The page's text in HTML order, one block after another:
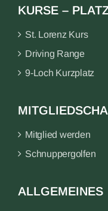
KURSE –
St. Lorenz Kurs
Driving Range
9-Loch Kurzplatz
Mitglied werden
Schnuppergolfen
ALLGEMEINES